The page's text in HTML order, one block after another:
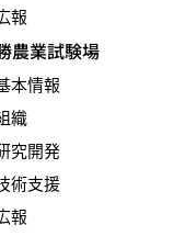
報
農業試験場
本情報
織
究開発
術支援
報